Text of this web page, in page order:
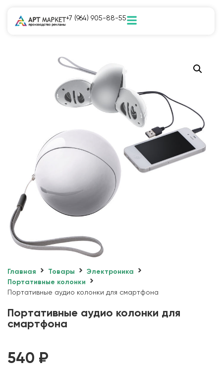
+7 (964) 905-88-55
Главная Товары
Электроника
Портативные колонки
Портативные аудио колонки для смартфона
Портативные аудио колонки для
смартфона
540 ₽